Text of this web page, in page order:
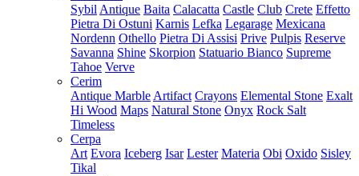
Sybil Antique Baita Calacatta Castle Club Crete Effetto
Pietra Di Ostuni Karnis Lefka Legarage Mexicana
Nordenn Othello Pietra Di Assisi Prive Pulpis Reserve
Savanna Shine Skorpion Statuario Bianco Supreme
Tahoe Verve
Cerim
Antique Marble Artifact Crayons Elemental Stone Exalt
Hi Wood Maps Natural Stone Onyx Rock Salt
Timeless
Cerpa
Art Evora Iceberg Isar Lester Materia Obi Oxido Sisley
Tikal